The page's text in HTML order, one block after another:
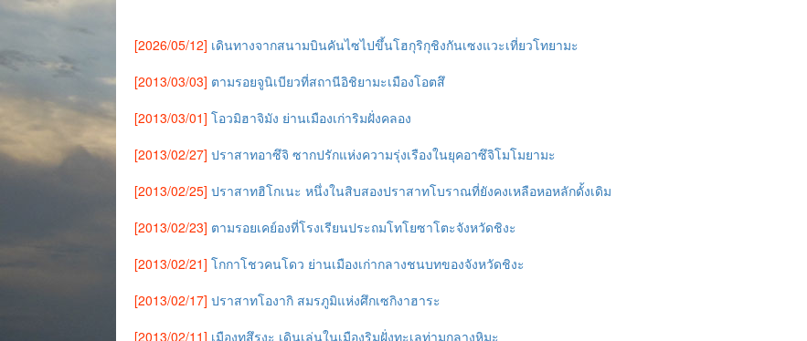
[2026/05/12] เดินทางจากสนามบินคันไซไปขึ้นโฮกุริกุชิงกันเซงแวะเที่ยวโทยามะ
[2013/03/03] ตามรอยจูนิเบียวที่สถานีอิชิยามะเมืองโอตสึ
[2013/03/01] โอวมิฮาจิมัง ย่านเมืองเก่าริมฝั่งคลอง
[2013/02/27] ปราสาทอาซึจิ ซากปรักแห่งความรุ่งเรืองในยุคอาซึจิโมโมยามะ
[2013/02/25] ปราสาทฮิโกเนะ หนึ่งในสิบสองปราสาทโบราณที่ยังคงเหลือหอหลักดั้งเดิม
[2013/02/23] ตามรอยเคย์องที่โรงเรียนประถมโทโยซาโตะจังหวัดชิงะ
[2013/02/21] โกกาโชวคนโดว ย่านเมืองเก่ากลางชนบทของจังหวัดชิงะ
[2013/02/17] ปราสาทโองากิ สมรภูมิแห่งศึกเซกิงาฮาระ
[2013/02/11] เมืองทสึรุงะ เดินเล่นในเมืองริมฝั่งทะเลท่ามกลางหิมะ